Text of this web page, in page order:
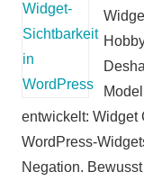
entwickelt: Widget
WordPress-
Negation.